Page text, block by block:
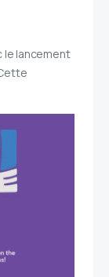
le lancement